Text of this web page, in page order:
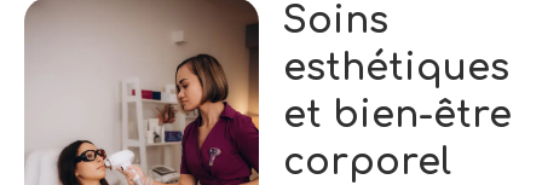
Soins
esthétiques
et bien-être
corporel